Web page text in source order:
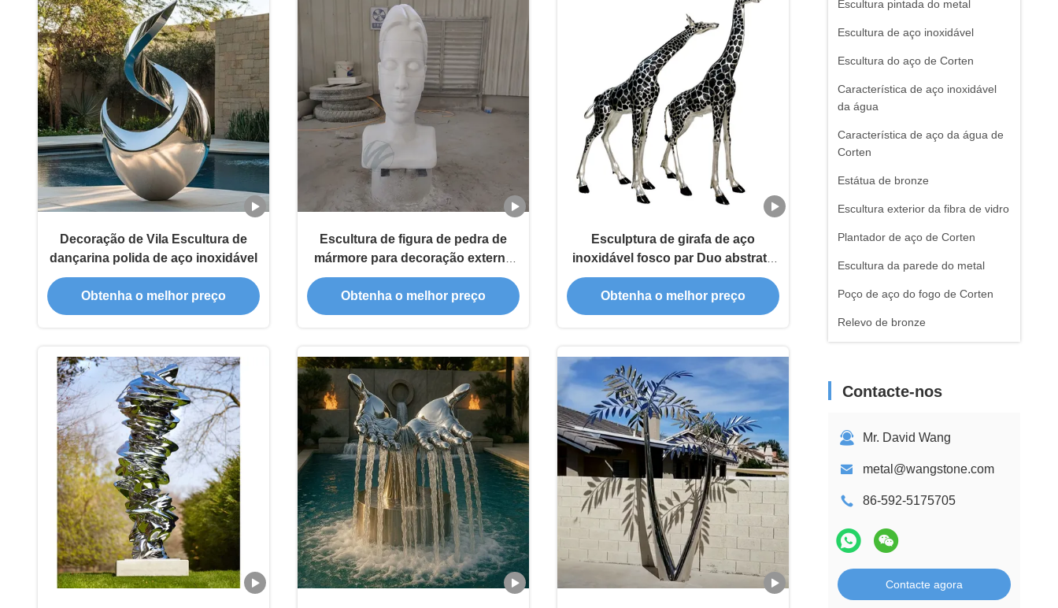
Escultura pintada do metal
Escultura de aço inoxidável
Escultura do aço de Corten
Característica de aço inoxidável
da água
Característica de aço da água de
Corten
Estátua de bronze
Escultura exterior da fibra de vidro
Plantador de aço de Corten
Escultura da parede do metal
Poço de aço do fogo de Corten
Relevo de bronze
Contacte-nos
Mr. David Wang
metal@wangstone.com
86-592-5175705
Contacte agora
Decoração de Vila Escultura de
dançarina polida de aço inoxidável
Obtenha o melhor preço
Escultura de figura de pedra de
mármore para decoração externa
personalizada
Obtenha o melhor preço
Esculptura de girafa de aço
inoxidável fosco par Duo abstrato
elegante para jardins modernos
Obtenha o melhor preço